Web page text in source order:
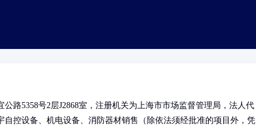
路5358号2层J2868室，注册机关为上海市市场监督管理局，法人代
控设备、机电设备、消防器材销售（除依法须经批准的项目外，凭